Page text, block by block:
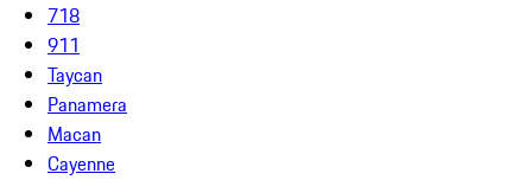
718
911
Taycan
Panamera
Macan
Cayenne